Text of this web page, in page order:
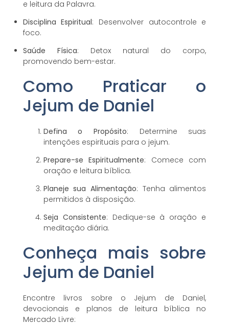
e leitura da Palavra.
Disciplina Espiritual: Desenvolver autocontrole e
foco.
Saúde Física: Detox natural do corpo,
promovendo bem-estar.
Como Praticar o
Jejum de Daniel
Defina o Propósito: Determine suas
intenções espirituais para o jejum.
Prepare-se Espiritualmente: Comece com
oração e leitura bíblica.
Planeje sua Alimentação: Tenha alimentos
permitidos à disposição.
Seja Consistente: Dedique-se à oração e
meditação diária.
Conheça mais sobre
Jejum de Daniel
Encontre livros sobre o Jejum de Daniel,
devocionais e planos de leitura bíblica no
Mercado Livre: